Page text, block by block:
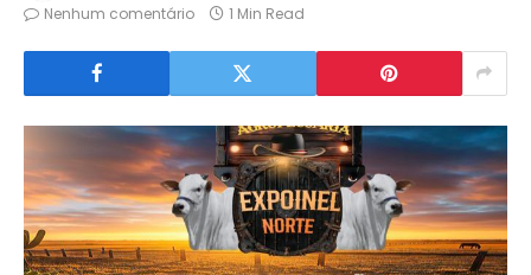
Nenhum comentário
1 Min Read